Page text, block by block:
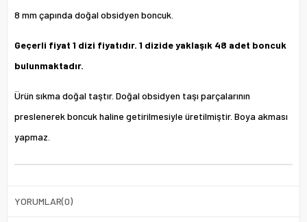
8 mm çapında doğal obsidyen boncuk.
Geçerli fiyat 1 dizi fiyatıdır. 1 dizide yaklaşık 48 adet boncuk
bulunmaktadır.
Ürün sıkma doğal taştır. Doğal obsidyen taşı parçalarının
preslenerek boncuk haline getirilmesiyle üretilmiştir. Boya akması
yapmaz.
YORUMLAR(0)